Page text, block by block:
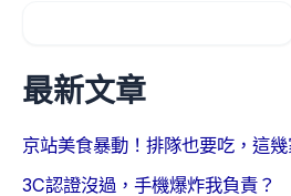
最新文章
京站美食暴動！排隊也要吃，這幾
3C認證沒過，手機爆炸我負責？